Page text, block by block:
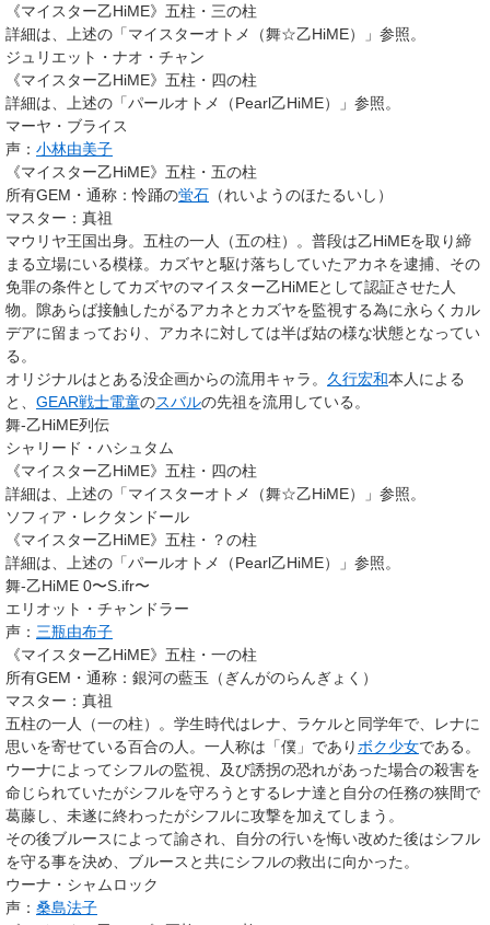
《マイスター乙HiME》 五柱・三の柱
詳細は、上述の「マイスターオトメ（舞☆乙HiME）」参照。
ジュリエット・ナオ・チャン
《マイスター乙HiME》 五柱・四の柱
詳細は、上述の「パールオトメ（Pearl乙HiME）」参照。
マーヤ・ブライス
声： 小林由美子
《マイスター乙HiME》 五柱・五の柱
所有GEM・通称 ：怜踊の蛍石 （れいようのほたるいし）
マスター ：真祖
マウリヤ王国出身。五柱の一人（五の柱）。普段は乙HiMEを取り締
まる立場にいる模様。カズヤと駆け落ちしていたアカネを逮捕、その
免罪の条件としてカズヤのマイスター乙HiMEとして認証させた人
物。隙あらば接触したがるアカネとカズヤを監視する為に永らくカル
デアに留まっており、アカネに対しては半ば姑の様な状態となってい
る。
オリジナルはとある没企画からの流用キャラ。 久行宏和本人による
と、 GEAR戦士電童のスバルの先祖を流用している。
舞-乙HiME列伝
シャリード・ハシュタム
《マイスター乙HiME》 五柱・四の柱
詳細は、上述の「マイスターオトメ（舞☆乙HiME）」参照。
ソフィア・レクタンドール
《マイスター乙HiME》 五柱・？の柱
詳細は、上述の「パールオトメ（Pearl乙HiME）」参照。
舞-乙HiME 0〜S.ifr〜
エリオット・チャンドラー
声： 三瓶由布子
《マイスター乙HiME》 五柱・一の柱
所有GEM・通称 ：銀河の藍玉（ぎんがのらんぎょく）
マスター ：真祖
五柱の一人（一の柱）。学生時代はレナ、ラケルと同学年で、レナに
思いを寄せている百合の人。一人称は「僕」であり ボク少女である。
ウーナによってシフルの監視、及び誘拐の恐れがあった場合の殺害を
命じられていたがシフルを守ろうとするレナ達と自分の任務の狭間で
葛藤し、未遂に終わったがシフルに攻撃を加えてしまう。
その後ブルースによって諭され、自分の行いを悔い改めた後はシフル
を守る事を決め、ブルースと共にシフルの救出に向かった。
ウーナ・シャムロック
声： 桑島法子